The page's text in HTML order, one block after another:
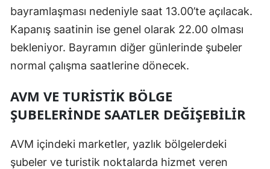
bayramlaşması nedeniyle saat 13.00’te açılacak.
Kapanış saatinin ise genel olarak 22.00 olması
bekleniyor. Bayramın diğer günlerinde şubeler
normal çalışma saatlerine dönecek.
AVM VE TURİSTİK BÖLGE
ŞUBELERİNDE SAATLER DEĞİŞEBİLİR
AVM içindeki marketler, yazlık bölgelerdeki
şubeler ve turistik noktalarda hizmet veren